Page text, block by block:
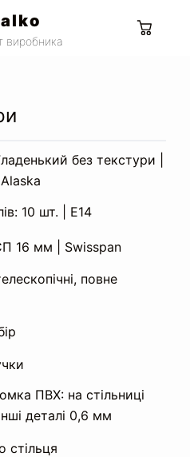
виробника Кошик
без текстури |
10 шт. | Е14
16 мм | Swisspan
повне
ПВХ: на стільниці
деталі 0,6 мм
стільця